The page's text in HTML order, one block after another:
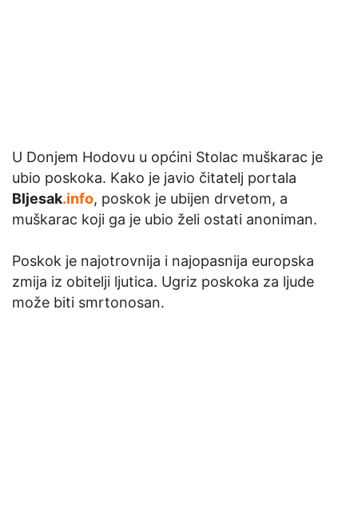
U Donjem Hodovu u općini Stolac muškarac je
ubio poskoka. Kako je javio čitatelj portala
Bljesak.info, poskok je ubijen drvetom, a
muškarac koji ga je ubio želi ostati anoniman.
Poskok je najotrovnija i najopasnija europska
zmija iz obitelji ljutica. Ugriz poskoka za ljude
može biti smrtonosan.